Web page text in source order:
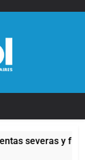
severas y